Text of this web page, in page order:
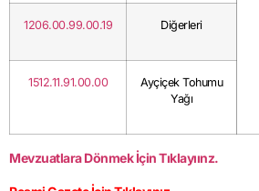
1206.00.99.00.19 Diğerleri
1512.11.91.00.00
Ayçiçek Tohumu
Yağı
Mevzuatlara Dönmek İçin Tıklayıınz.